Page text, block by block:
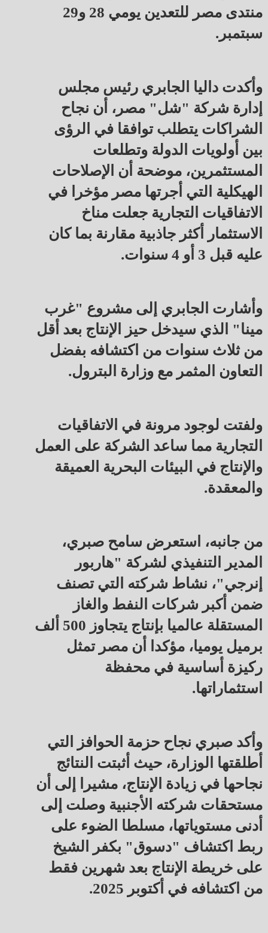
منتدى مصر للتعدين يومي 28 و29
سبتمبر.
وأكدت داليا الجابري رئيس مجلس
إدارة شركة "شل" مصر، أن نجاح
الشراكات يتطلب توافقا في الرؤى
بين أولويات الدولة وتطلعات
المستثمرين، موضحة أن الإصلاحات
الهيكلية التي أجرتها مصر مؤخرا في
الاتفاقيات التجارية جعلت مناخ
الاستثمار أكثر جاذبية مقارنة بما كان
عليه قبل 3 أو 4 سنوات.
وأشارت الجابري إلى مشروع "غرب
مينا" الذي سيدخل حيز الإنتاج بعد أقل
من ثلاث سنوات من اكتشافه بفضل
التعاون المثمر مع وزارة البترول.
ولفتت لوجود مرونة في الاتفاقيات
التجارية مما ساعد الشركة على العمل
والإنتاج في البيئات البحرية العميقة
والمعقدة.
من جانبه، استعرض سامح صبري،
المدير التنفيذي لشركة "هاربور
إنرجي"، نشاط شركته التي تصنف
ضمن أكبر شركات النفط والغاز
المستقلة عالميا بإنتاج يتجاوز 500 ألف
برميل يوميا، مؤكدا أن مصر تمثل
ركيزة أساسية في محفظة
استثماراتها.
وأكد صبري نجاح حزمة الحوافز التي
أطلقتها الوزارة، حيث أثبتت النتائج
نجاحها في زيادة الإنتاج، مشيرا إلى أن
مستحقات شركته الأجنبية وصلت إلى
أدنى مستوياتها، مسلطا الضوء على
ربط اكتشاف "دسوق" بكفر الشيخ
على خريطة الإنتاج بعد شهرين فقط
من اكتشافه في أكتوبر 2025.